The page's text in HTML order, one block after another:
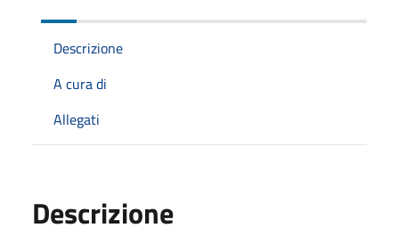
Descrizione
A cura di
Allegati
Descrizione